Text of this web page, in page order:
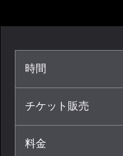
時間
チケット販売
料金